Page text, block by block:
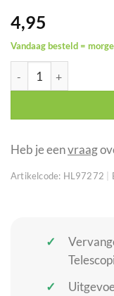
4,95
Vandaag besteld =
WENTEX zwarte
Heb je eenvraag
Artikelcode: HL97272